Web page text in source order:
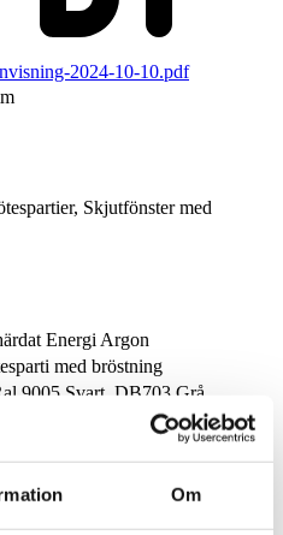
Om
2024-10-10.pdf
Skjutfönster med
Energi Argon
med bröstning
9005 Svart, DB703 Grå